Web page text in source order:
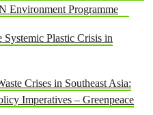
Environment Programme
Systemic Plastic Crisis in
Crises in Southeast Asia:
Imperatives – Greenpeace